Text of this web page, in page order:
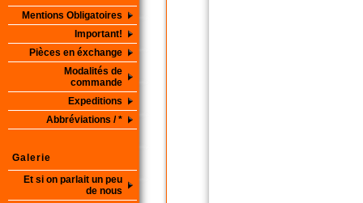
Mentions Obligatoires
Important!
Pièces en éxchange
Modalités de
commande
Expeditions
Abbréviations / *
Galerie
Et si on parlait un peu
de nous